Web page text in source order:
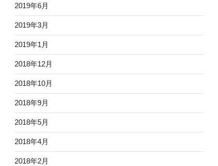
2019年6月
2019年3月
2019年1月
2018年12月
2018年10月
2018年9月
2018年5月
2018年4月
2018年2月